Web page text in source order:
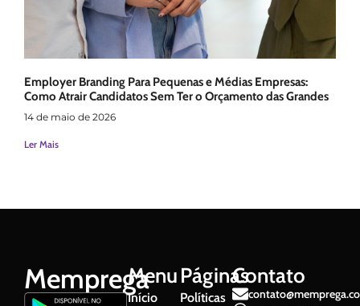
Employer Branding Para Pequenas e Médias Empresas:
Como Atrair Candidatos Sem Ter o Orçamento das Grandes
14 de maio de 2026
Ler Mais
MempregaMenu
Início
Páginas
Políticas
Contato